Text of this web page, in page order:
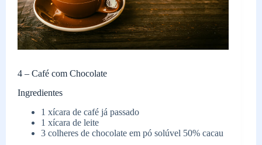
4 – Café com Chocolate
Ingredientes
1 xícara de café já passado
1 xícara de leite
3 colheres de chocolate em pó solúvel 50% cacau